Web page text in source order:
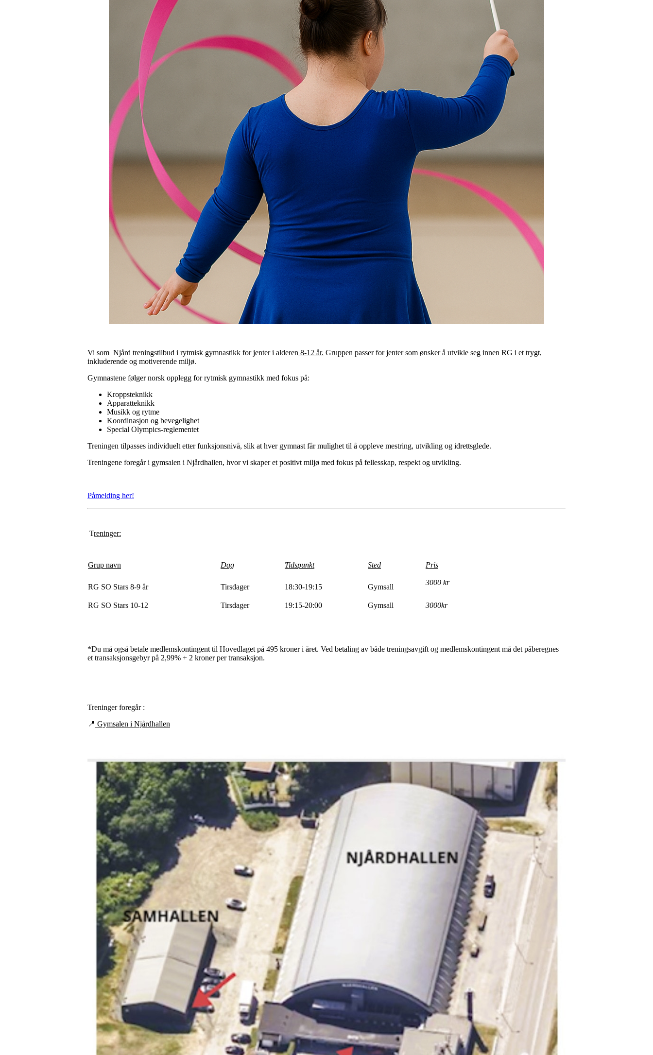
Vi som Njård treningstilbud i rytmisk gymnastikk for jenter i alderen 8-12 år. Gruppen passer for jenter som ønsker å utvikle seg innen RG i et trygt,
inkluderende og motiverende miljø.
Gymnastene følger norsk opplegg for rytmisk gymnastikk med fokus på:
Kroppsteknikk
Apparatteknikk
Musikk og rytme
Koordinasjon og bevegelighet
Special Olympics-reglementet
Treningen tilpasses individuelt etter funksjonsnivå, slik at hver gymnast får mulighet til å oppleve mestring, utvikling og idrettsglede.
Treningene foregår i gymsalen i Njårdhallen, hvor vi skaper et positivt miljø med fokus på fellesskap, respekt og utvikling.
Påmelding her!
Treninger:
Grup navn Dag Tidspunkt Sted Pris
RG SO Stars 8-9 år Tirsdager 18:30-19:15 Gymsall
3000 kr
RG SO Stars 10-12 Tirsdager 19:15-20:00 Gymsall 3000kr
*Du må også betale medlemskontingent til Hovedlaget på 495 kroner i året. Ved betaling av både treningsavgift og medlemskontingent må det påberegnes
et transaksjonsgebyr på 2,99% + 2 kroner per transaksjon.
Treninger foregår :
📍 Gymsalen i Njårdhallen